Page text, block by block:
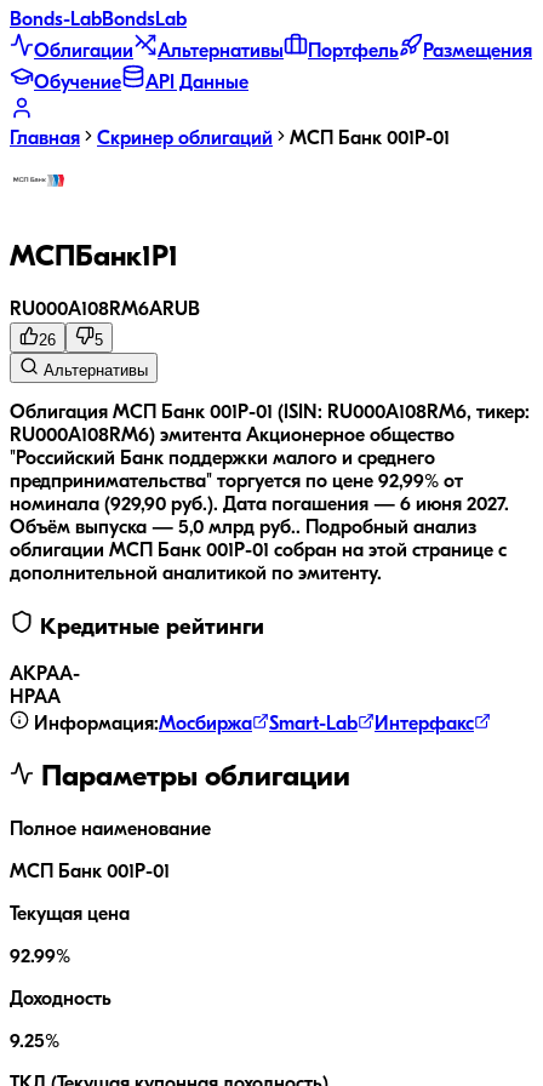
Bonds-LabBondsLab
Облигации
Альтернативы Портфель
Размещения
Обучение
API Данные
Главная Скринер облигаций МСП Банк 001P-01
МСПБанк1P1
RU000A108RM6ARUB
26
5
Альтернативы
Облигация МСП Банк 001P-01 (ISIN: RU000A108RM6, тикер:
RU000A108RM6) эмитента Акционерное общество
"Российский Банк поддержки малого и среднего
предпринимательства" торгуется по цене 92,99% от
номинала (929,90 руб.). Дата погашения — 6 июня 2027.
Объём выпуска — 5,0 млрд руб..
Подробный анализ
облигации МСП Банк 001P-01 собран на этой странице с
дополнительной аналитикой по эмитенту.
Кредитные рейтинги
АКРАA-
НРАA
Информация:Мосбиржа Smart-Lab Интерфакс
Параметры облигации
Полное наименование
МСП Банк 001P-01
Текущая цена
92.99%
Доходность
9.25%